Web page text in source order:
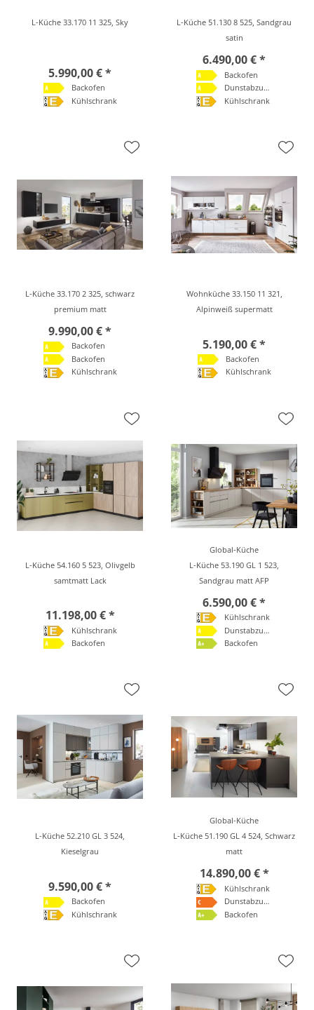
L-Küche 33.170 11 325, Sky
5.990,00 € *
Backofen
Kühlschrank
L-Küche 51.130 8 525, Sandgrau
satin
6.490,00 € *
Backofen
Dunstabzugshaube
Kühlschrank
L-Küche 33.170 2 325, schwarz
premium matt
9.990,00 € *
Backofen
Backofen
Kühlschrank
Wohnküche 33.150 11 321,
Alpinweiß supermatt
5.190,00 € *
Backofen
Kühlschrank
L-Küche 54.160 5 523, Olivgelb
samtmatt Lack
11.198,00 € *
Kühlschrank
Backofen
Global-Küche
L-Küche 53.190 GL 1 523,
Sandgrau matt AFP
6.590,00 € *
Kühlschrank
Dunstabzugshaube
Backofen
L-Küche 52.210 GL 3 524,
Kieselgrau
9.590,00 € *
Backofen
Kühlschrank
Global-Küche
L-Küche 51.190 GL 4 524, Schwarz
matt
14.890,00 € *
Kühlschrank
Dunstabzugshaube
Backofen